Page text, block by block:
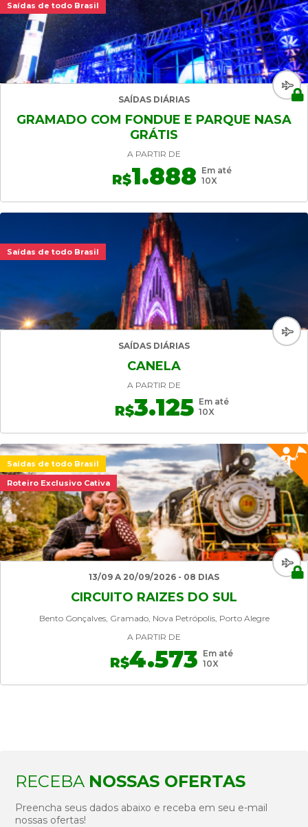
Saídas de todo Brasil
SAÍDAS DIÁRIAS
GRAMADO COM FONDUE E PARQUE NASA
GRÁTIS
A PARTIR DE
R$1.888 Em até
10X
Saídas de todo Brasil
SAÍDAS DIÁRIAS
CANELA
A PARTIR DE
R$3.125 Em até
10X
Saídas de todo Brasil
Roteiro Exclusivo Cativa
13/09 A 20/09/2026 - 08 DIAS
CIRCUITO RAIZES DO SUL
Bento Gonçalves, Gramado, Nova Petrópolis, Porto Alegre
A PARTIR DE
R$4.573 Em até
10X
RECEBA NOSSAS OFERTAS
Preencha seus dados abaixo e receba em seu e-mail
nossas ofertas!